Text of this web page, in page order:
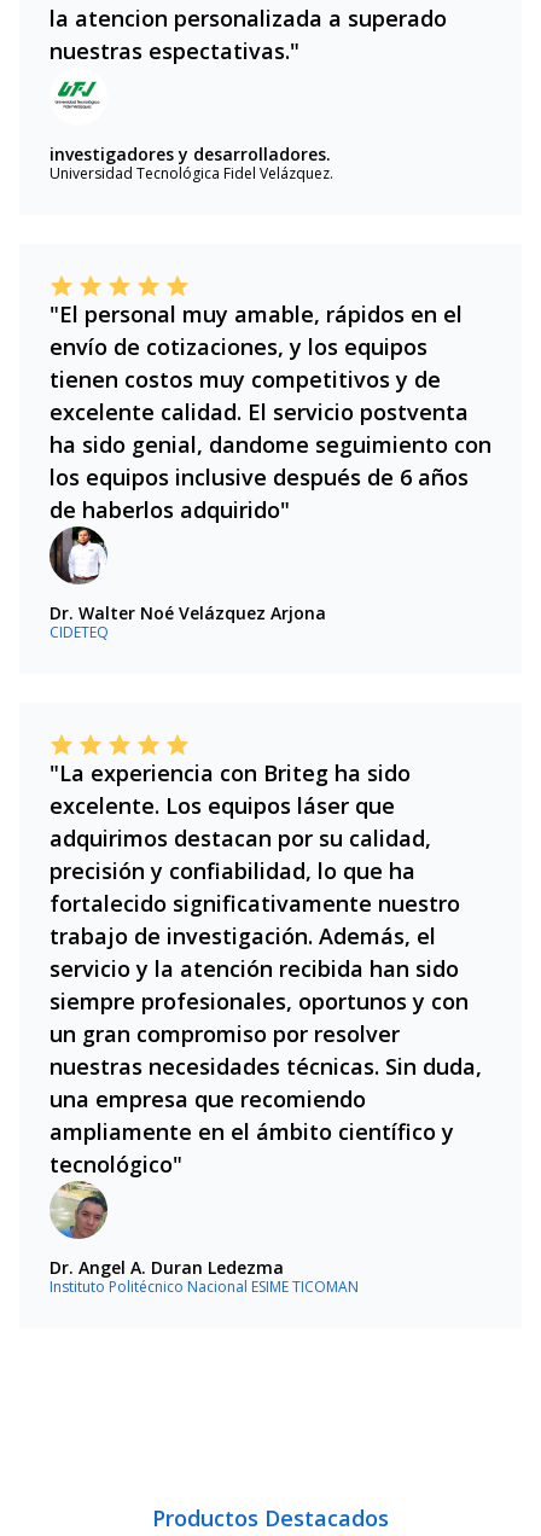
la atencion personalizada a superado
nuestras espectativas."
investigadores y desarrolladores.
Universidad Tecnológica Fidel Velázquez.
"El personal muy amable, rápidos en el
envío de cotizaciones, y los equipos
tienen costos muy competitivos y de
excelente calidad. El servicio postventa
ha sido genial, dandome seguimiento con
los equipos inclusive después de 6 años
de haberlos adquirido"
Dr. Walter Noé Velázquez Arjona
CIDETEQ
"La experiencia con Briteg ha sido
excelente. Los equipos láser que
adquirimos destacan por su calidad,
precisión y confiabilidad, lo que ha
fortalecido significativamente nuestro
trabajo de investigación. Además, el
servicio y la atención recibida han sido
siempre profesionales, oportunos y con
un gran compromiso por resolver
nuestras necesidades técnicas. Sin duda,
una empresa que recomiendo
ampliamente en el ámbito científico y
tecnológico"
Dr. Angel A. Duran Ledezma
Instituto Politécnico Nacional ESIME TICOMAN
Productos Destacados